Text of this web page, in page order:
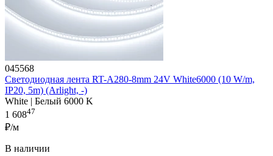
045568
Светодиодная лента RT-A280-8mm 24V White6000 (10 W/m,
IP20, 5m) (Arlight, -)
White | Белый 6000 K
1 60847
₽/м
В наличии